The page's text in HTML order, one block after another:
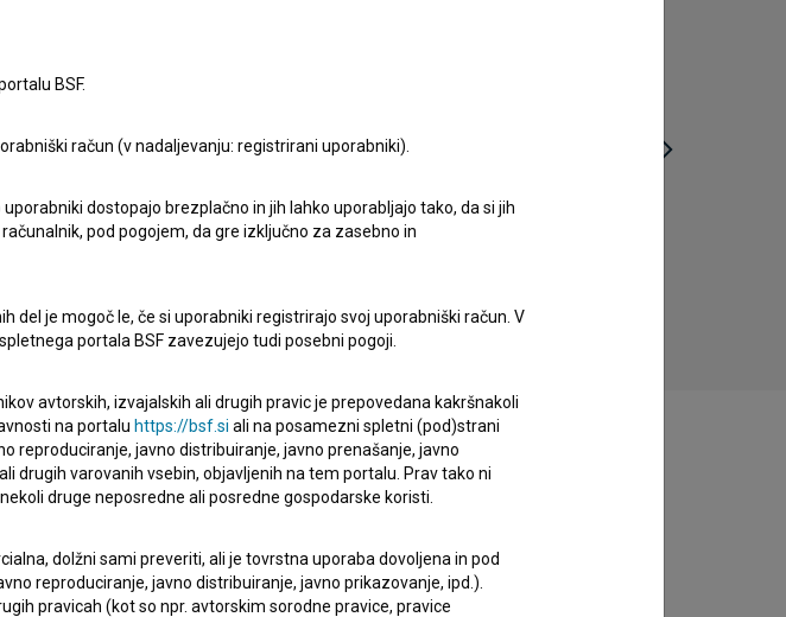
Nevidni spomeniki (2015)
BSF.
račun (v nadaljevanju: registrirani uporabniki).
dostopajo brezplačno in jih lahko uporabljajo tako, da si jih
pod pogojem, da gre izključno za zasebno in
del je mogoč le, če si uporabniki registrirajo svoj uporabniški račun. V
portala BSF zavezujejo tudi posebni pogoji.
avtorskih, izvajalskih ali drugih pravic je prepovedana kakršnakoli
na portalu https://bsf.si ali na posamezni spletni (pod)strani
reproduciranje, javno distribuiranje, javno prenašanje, javno
drugih varovanih vsebin, objavljenih na tem portalu. Prav tako ni
druge neposredne ali posredne gospodarske koristi.
dolžni sami preveriti, ali je tovrstna uporaba dovoljena in pod
reproduciranje, javno distribuiranje, javno prikazovanje, ipd.).
pravicah (kot so npr. avtorskim sorodne pravice, pravice